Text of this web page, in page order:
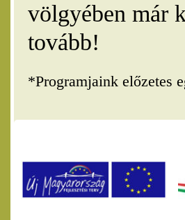
völgyében már
tovább!
*Programjaink előzetes